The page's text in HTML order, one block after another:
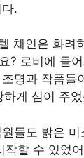
.
체인은 화려
? 로비에 들
명과 작품들
하게 심어 주
들도 밝은
작할 수 있었